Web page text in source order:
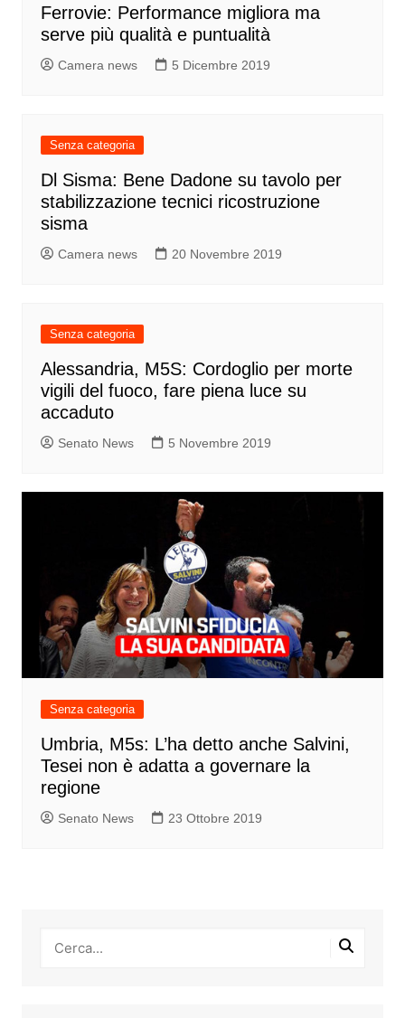
Ferrovie: Performance migliora ma
serve più qualità e puntualità
Camera news 5 Dicembre 2019
Senza categoria
Dl Sisma: Bene Dadone su tavolo per
stabilizzazione tecnici ricostruzione
sisma
Camera news 20 Novembre 2019
Senza categoria
Alessandria, M5S: Cordoglio per morte
vigili del fuoco, fare piena luce su
accaduto
Senato News 5 Novembre 2019
Senza categoria
Umbria, M5s: L’ha detto anche Salvini,
Tesei non è adatta a governare la
regione
Senato News 23 Ottobre 2019